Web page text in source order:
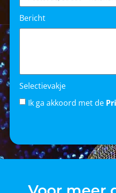
Bericht
Selectievakje
Ik ga akkoord met de